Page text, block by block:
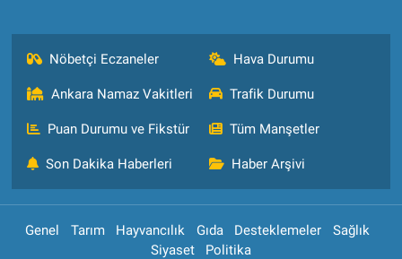
Nöbetçi Eczaneler Hava Durumu
Ankara Namaz Vakitleri Trafik Durumu
Puan Durumu ve Fikstür Tüm Manşetler
Son Dakika Haberleri Haber Arşivi
Genel Tarım Hayvancılık Gıda Desteklemeler
Sağlık
Siyaset
Politika